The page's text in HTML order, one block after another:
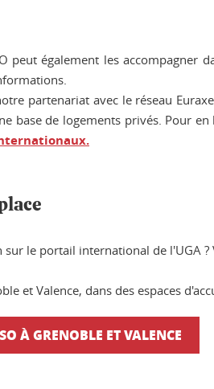
peut également les accompagner
partenariat avec le réseau
base de logements privés. Pour
le portail international de
et Valence, dans des espaces
À GRENOBLE ET VALENCE